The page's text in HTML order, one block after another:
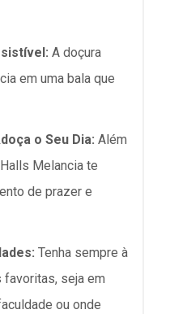
A doçura
em uma bala que
o Seu Dia: Além
Melancia te
de prazer e
Tenha sempre à
seja em
ou onde